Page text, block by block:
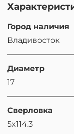
Город наличия
Владивосток
Диаметр
17
Сверловка
5x114.3